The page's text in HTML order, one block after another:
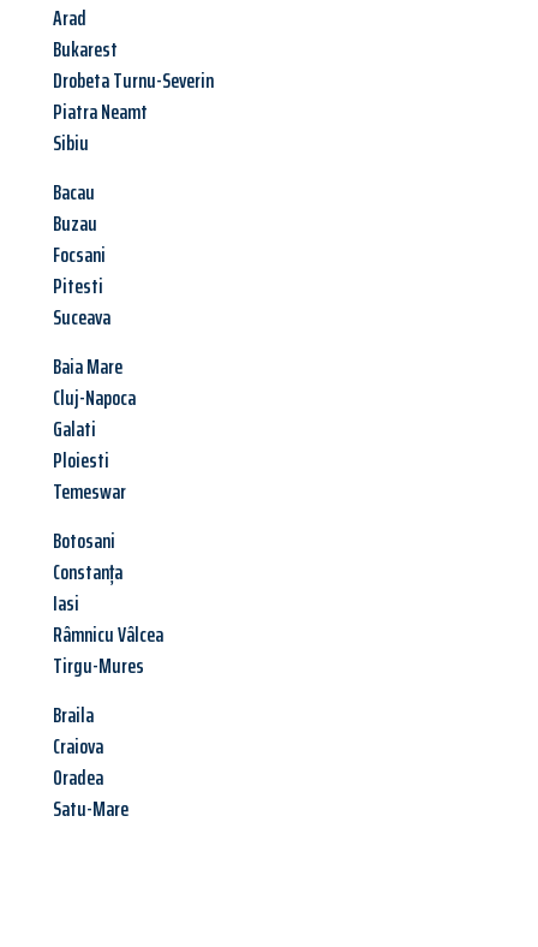
Arad
Bukarest
Drobeta Turnu-Severin
Piatra Neamt
Sibiu
Bacau
Buzau
Focsani
Pitesti
Suceava
Baia Mare
Cluj-Napoca
Galati
Ploiesti
Temeswar
Botosani
Constanța
Iasi
Râmnicu Vâlcea
Tirgu-Mures
Braila
Craiova
Oradea
Satu-Mare